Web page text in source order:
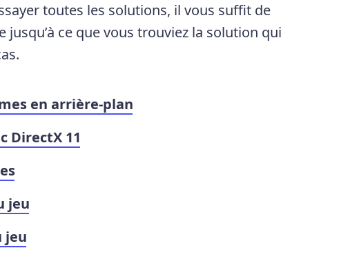
toutes les solutions, il vous suffit de
jusqu’à ce que vous trouviez la solution qui
en arrière-plan
DirectX 11
jeu
jeu